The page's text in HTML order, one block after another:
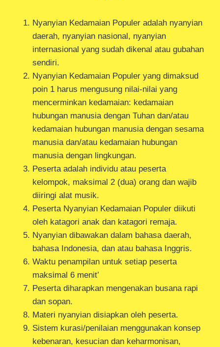
Nyanyian Kedamaian Populer adalah nyanyian
daerah, nyanyian nasional, nyanyian
internasional yang sudah dikenal atau gubahan
sendiri.
Nyanyian Kedamaian Populer yang dimaksud
poin 1 harus mengusung nilai-nilai yang
mencerminkan kedamaian: kedamaian
hubungan manusia dengan Tuhan dan/atau
kedamaian hubungan manusia dengan sesama
manusia dan/atau kedamaian hubungan
manusia dengan lingkungan.
Peserta adalah individu atau peserta
kelompok, maksimal 2 (dua) orang dan wajib
diiringi alat musik.
Peserta Nyanyian Kedamaian Populer diikuti
oleh katagori anak dan katagori remaja.
Nyanyian dibawakan dalam bahasa daerah,
bahasa Indonesia, dan atau bahasa Inggris.
Waktu penampilan untuk setiap peserta
maksimal 6 menit’
Peserta diharapkan mengenakan busana rapi
dan sopan.
Materi nyanyian disiapkan oleh peserta.
Sistem kurasi/penilaian menggunakan konsep
kebenaran, kesucian dan keharmonisan,